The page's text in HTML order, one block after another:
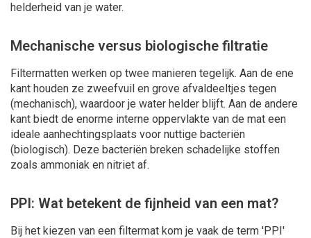
helderheid van je water.
Mechanische versus biologische filtratie
Filtermatten werken op twee manieren tegelijk. Aan de ene
kant houden ze zweefvuil en grove afvaldeeltjes tegen
(mechanisch), waardoor je water helder blijft. Aan de andere
kant biedt de enorme interne oppervlakte van de mat een
ideale aanhechtingsplaats voor nuttige bacteriën
(biologisch). Deze bacteriën breken schadelijke stoffen
zoals ammoniak en nitriet af.
PPI: Wat betekent de fijnheid van een mat?
Bij het kiezen van een filtermat kom je vaak de term 'PPI'